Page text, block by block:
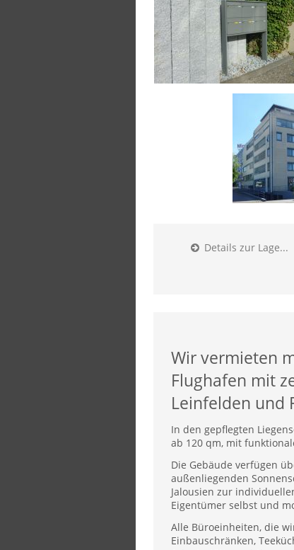
 Details zur Lage...
Wir vermieten
Flughafen mit
Leinfelden und
In den gepflegten
ab 120 qm, mit
Die Gebäude verfügen
außenliegenden
Jalousien zur
Eigentümer selbst und
Alle Büroeinheiten, die
Einbauschränken,